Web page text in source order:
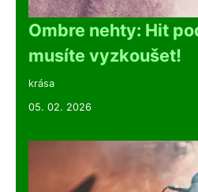
Ombre nehty: Hit
musíte vyzkoušet!
krása
05. 02. 2026